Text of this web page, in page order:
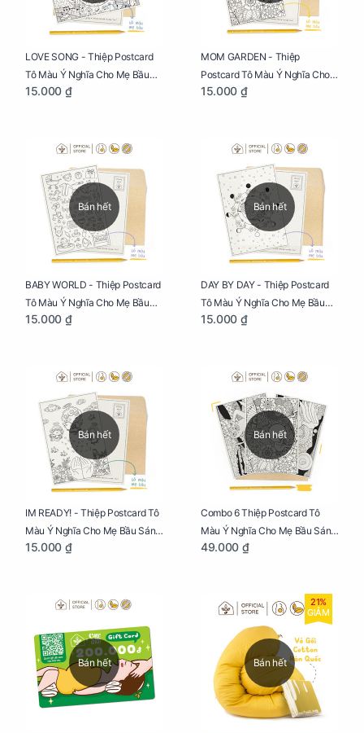
LOVE SONG - Thiệp Postcard
Tô Màu Ý Nghĩa Cho Mẹ Bầu
Sáng Tạo, Thư Giãn Và Hạnh
15.000 ₫
MOM GARDEN - Thiệp
Postcard Tô Màu Ý Nghĩa Cho
Mẹ Bầu Sáng Tạo, Thư Giãn Và
15.000 ₫
Bán hết
BABY WORLD - Thiệp Postcard
Tô Màu Ý Nghĩa Cho Mẹ Bầu
Sáng Tạo, Thư Giãn Và Hạnh
15.000 ₫
Bán hết
DAY BY DAY - Thiệp Postcard
Tô Màu Ý Nghĩa Cho Mẹ Bầu
Sáng Tạo, Thư Giãn Và Hạnh
15.000 ₫
Bán hết
IM READY! - Thiệp Postcard Tô
Màu Ý Nghĩa Cho Mẹ Bầu Sáng
Tạo, Thư Giãn Và Hạnh Phúc
15.000 ₫
Bán hết
Combo 6 Thiệp Postcard Tô
Màu Ý Nghĩa Cho Mẹ Bầu Sáng
Tạo, Thư Giãn Và Hạnh Phúc
49.000 ₫
Bán hết Bán hết
21%
GIẢM